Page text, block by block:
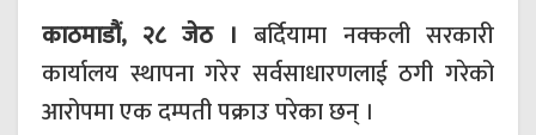
काठमाडौं, २८ जेठ । बर्दियामा नक्कली सरकारी
कार्यालय स्थापना गरेर सर्वसाधारणलाई ठगी गरेको
आरोपमा एक दम्पती पक्राउ परेका छन् ।